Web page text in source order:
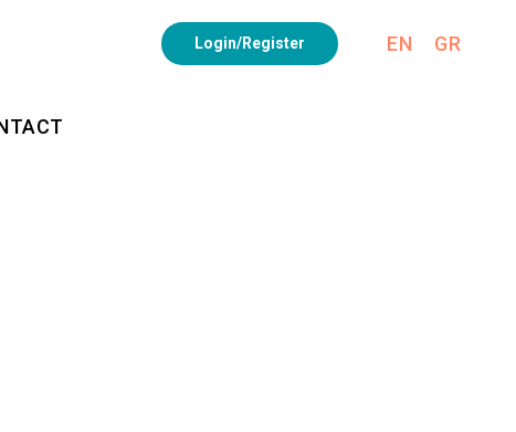
Login/Register EN GR